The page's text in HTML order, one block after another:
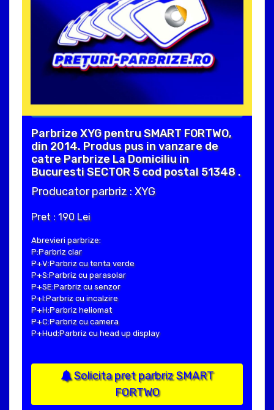
Parbrize XYG pentru SMART FORTWO,
din 2014. Produs pus in vanzare de
catre Parbrize La Domiciliu in
Bucuresti SECTOR 5 cod postal 51348 .
Producator parbriz : XYG
Pret : 190 Lei
Abrevieri parbrize:
P:Parbriz clar
P+V:Parbriz cu tenta verde
P+S:Parbriz cu parasolar
P+SE:Parbriz cu senzor
P+I:Parbriz cu incalzire
P+H:Parbriz heliomat
P+C:Parbriz cu camera
P+Hud:Parbriz cu head up display
Solicita pret parbriz SMART
FORTWO